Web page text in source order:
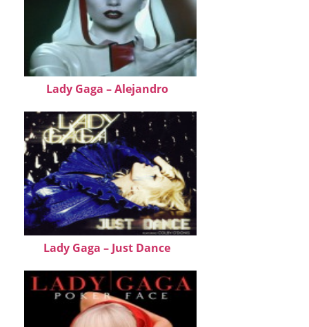
Lady Gaga – Alejandro
Lady Gaga – Just Dance